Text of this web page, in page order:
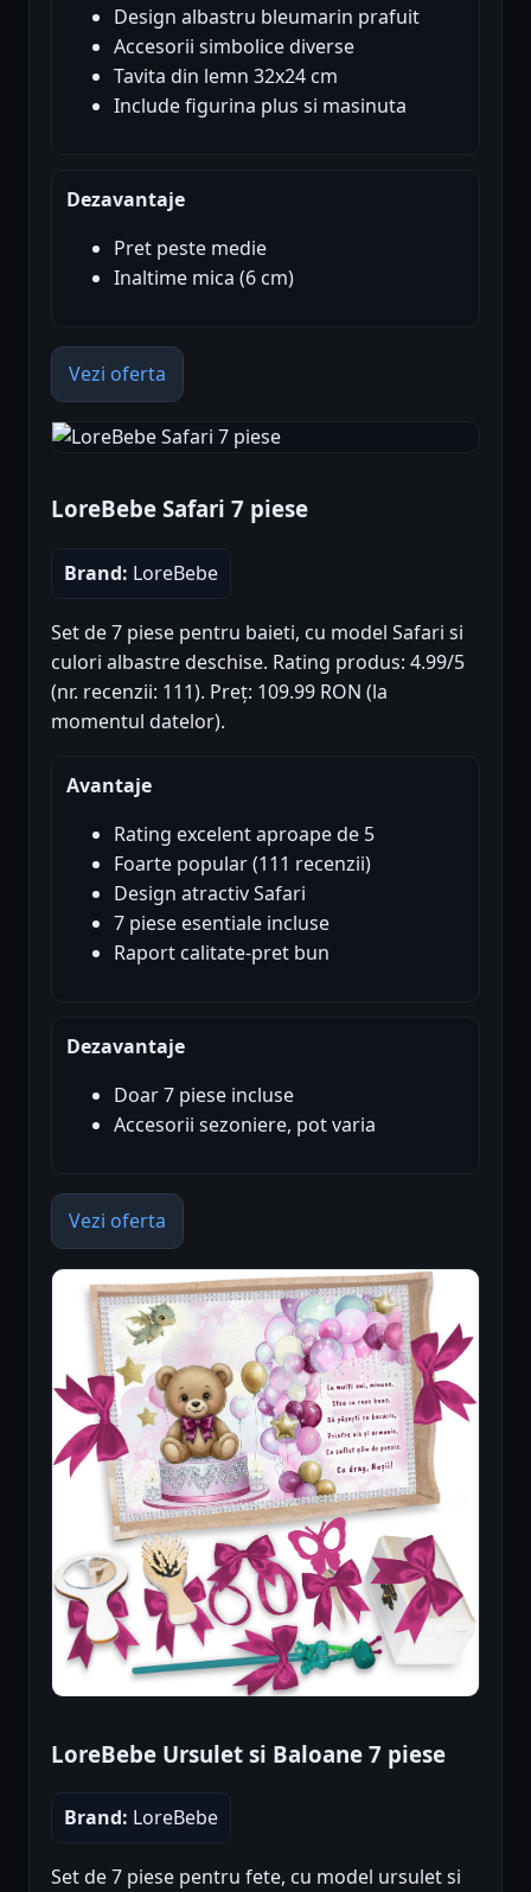
Design albastru bleumarin prafuit
Accesorii simbolice diverse
Tavita din lemn 32x24 cm
Include figurina plus si masinuta
Dezavantaje
Pret peste medie
Inaltime mica (6 cm)
Vezi oferta
LoreBebe Safari 7 piese
Brand: LoreBebe
Set de 7 piese pentru baieti, cu model Safari si
culori albastre deschise. Rating produs: 4.99/5
(nr. recenzii: 111). Preț: 109.99 RON (la
momentul datelor).
Avantaje
Rating excelent aproape de 5
Foarte popular (111 recenzii)
Design atractiv Safari
7 piese esentiale incluse
Raport calitate-pret bun
Dezavantaje
Doar 7 piese incluse
Accesorii sezoniere, pot varia
Vezi oferta
LoreBebe Ursulet si Baloane 7 piese
Brand: LoreBebe
Set de 7 piese pentru fete, cu model ursulet si